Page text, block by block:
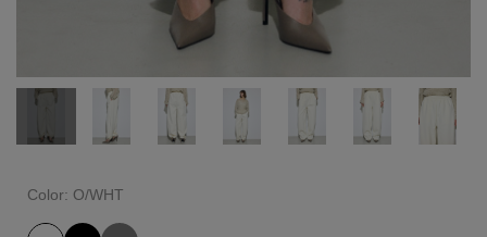
Color: O/WHT